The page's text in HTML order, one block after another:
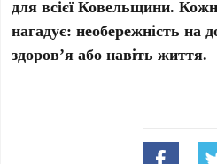
для всієї Ковельщини.
нагадує: необережність на
здоров’я або навіть життя.